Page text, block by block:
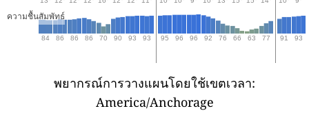
ความชื้นสัมพัทธ์
84 86 86 86 70 90 93 93 95 96 96 92 76 66 63 77 91 93
พยากรณ์การวางแผนโดยใช้เขตเวลา:
America/Anchorage